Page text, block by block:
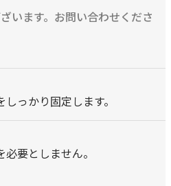
います。お問い合わせくださ
っかり固定します。
要としません。